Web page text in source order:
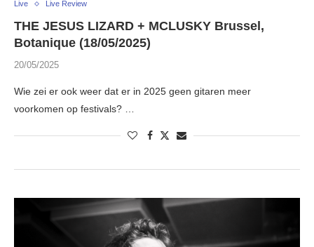
Live Live Review
THE JESUS LIZARD + MCLUSKY Brussel,
Botanique (18/05/2025)
20/05/2025
Wie zei er ook weer dat er in 2025 geen gitaren meer
voorkomen op festivals? …